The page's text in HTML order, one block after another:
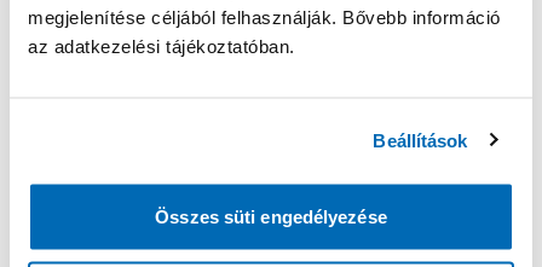
megjelenítése céljából felhasználják. Bővebb információ
az adatkezelési tájékoztatóban.
Beállítások
Összes süti engedélyezése